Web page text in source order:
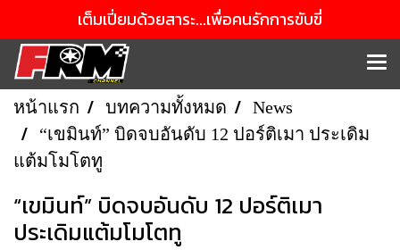
เต็มเปี่ยมด้วยสาระ...เพื่อคนรักการขับขี่
หน้าแรก บทความทั้งหมด
News
“เขมินท์” บิดจบอันดับ 12 ปอร์ติเมา ประเดิม
แต้มโมโตทู
“เขมินท์” บิดจบอันดับ 12 ปอร์ติเมา
ประเดิมแต้มโมโตทู